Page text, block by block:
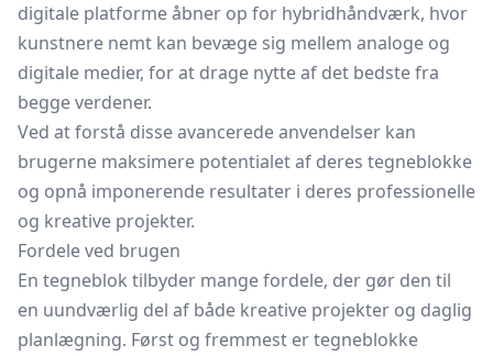
digitale platforme åbner op for hybridhåndværk, hvor
kunstnere nemt kan bevæge sig mellem analoge og
digitale medier, for at drage nytte af det bedste fra
begge verdener.
Ved at forstå disse avancerede anvendelser kan
brugerne maksimere potentialet af deres tegneblokke
og opnå imponerende resultater i deres professionelle
og kreative projekter.
Fordele ved brugen
En tegneblok tilbyder mange fordele, der gør den til
en uundværlig del af både kreative projekter og daglig
planlægning. Først og fremmest er tegneblokke